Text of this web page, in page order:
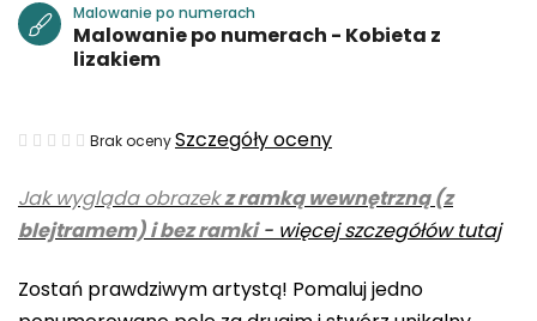
Jak wygląda obrazekz ramką wewnętrzną (z
blejtramem) i bez ramki- więcej szczegółów tutaj
Zostań prawdziwym artystą! Pomaluj jedno
Malowanie po numerach
Malowanie po numerach - Kobieta z
lizakiem
Średnia
produktu
wynosi
na
Brak ocenySzczegóły oceny